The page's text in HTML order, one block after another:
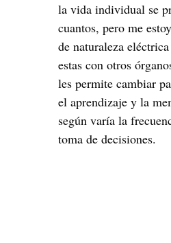
la vida individual se
cuantos, pero me
de naturaleza
estas con otros
les permite cambiar
el aprendizaje y la
según varía la
toma de decisiones.